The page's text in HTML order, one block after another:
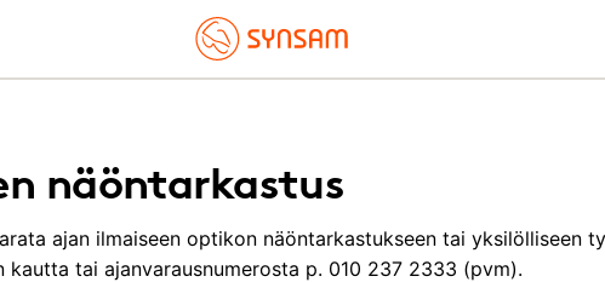
näöntarkastus
ajan ilmaiseen optikon näöntarkastukseen tai yksilölliseen
kautta tai ajanvarausnumerosta p. 010 237 2333 (pvm).